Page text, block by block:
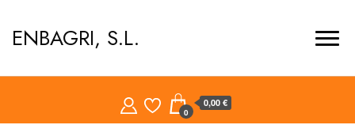
ENBAGRI, S.L.
0
0,00 €